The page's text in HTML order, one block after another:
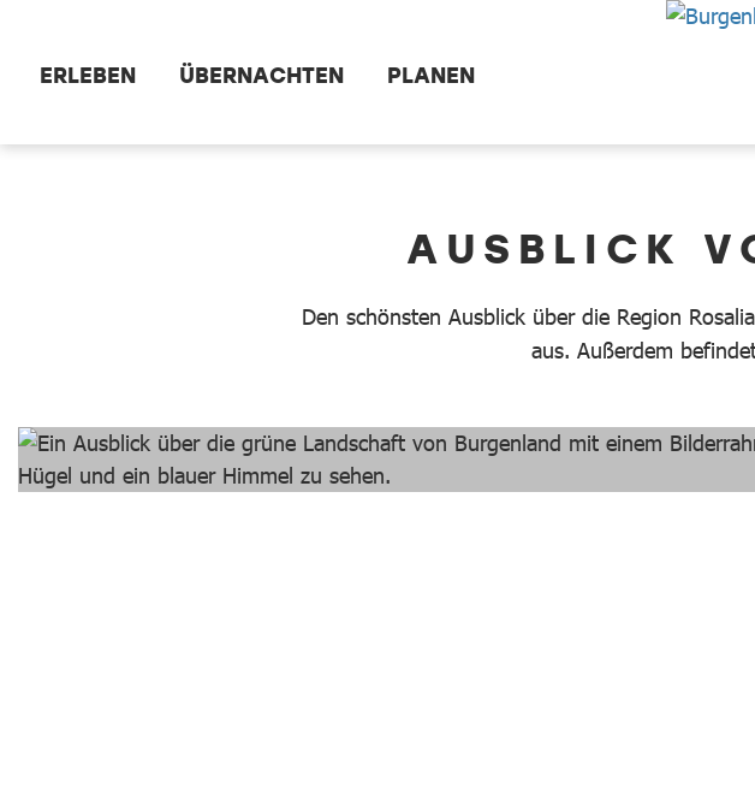
ERLEBEN ÜBERNACHTEN PLANEN
AUSBLICK
Den schönsten Ausblick über die Region
aus. Außerdem